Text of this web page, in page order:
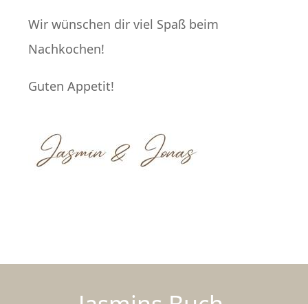
Wir wünschen dir viel Spaß beim
Nachkochen!
Guten Appetit!